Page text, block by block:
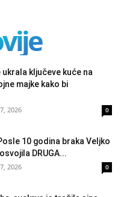
ključeve kuće na
majke kako bi
2026 0
10 godina braka Veljko
DRUGA...
2026 0